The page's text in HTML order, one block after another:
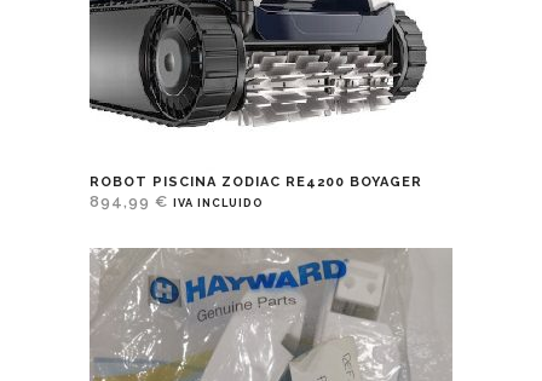
ROBOT PISCINA ZODIAC RE4200 BOYAGER
894,99 € IVA INCLUIDO